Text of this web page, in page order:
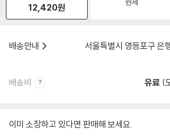
12,420원
배송안내
서울특별시 영등포구 은
배송비 유료 (
이미 소장하고 있다면 판매해 보세요.